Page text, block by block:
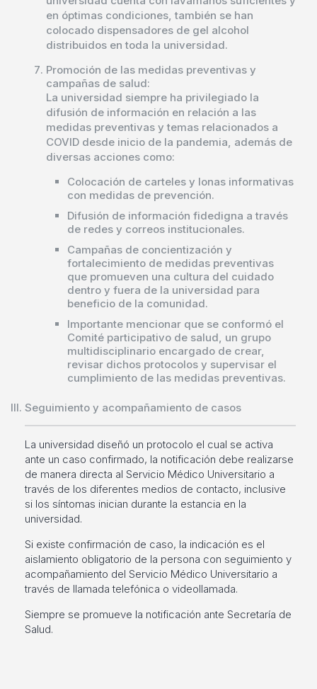
en óptimas condiciones, también se han
colocado dispensadores de gel alcohol
distribuidos en toda la universidad.
Promoción de las medidas preventivas y
campañas de salud:
La universidad siempre ha privilegiado la
difusión de información en relación a las
medidas preventivas y temas relacionados a
COVID desde inicio de la pandemia, además de
diversas acciones como:
Colocación de carteles y lonas informativas
con medidas de prevención.
Difusión de información fidedigna a través
de redes y correos institucionales.
Campañas de concientización y
fortalecimiento de medidas preventivas
que promueven una cultura del cuidado
dentro y fuera de la universidad para
beneficio de la comunidad.
Importante mencionar que se conformó el
Comité participativo de salud, un grupo
multidisciplinario encargado de crear,
revisar dichos protocolos y supervisar el
cumplimiento de las medidas preventivas.
Seguimiento y acompañamiento de casos
La universidad diseñó un protocolo el cual se activa
ante un caso confirmado, la notificación debe realizarse
de manera directa al Servicio Médico Universitario a
través de los diferentes medios de contacto, inclusive
si los síntomas inician durante la estancia en la
universidad.
Si existe confirmación de caso, la indicación es el
aislamiento obligatorio de la persona con seguimiento y
acompañamiento del Servicio Médico Universitario a
través de llamada telefónica o videollamada.
Siempre se promueve la notificación ante Secretaría de
Salud.